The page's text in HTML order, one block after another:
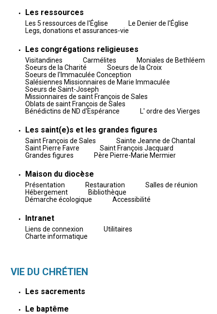
Les ressources
Les 5 ressources de l'Église
Le Denier de l'Église
Legs, donations et assurances-vie
Les congrégations religieuses
Visitandines Carmélites
Moniales de Bethléem
Soeurs de la Charité
Soeurs de la Croix
Soeurs de l'Immaculée Conception
Salésiennes Missionnaires de Marie Immaculée
Soeurs de Saint-Joseph
Missionnaires de saint François de Sales
Oblats de saint François de Sales
Bénédictins de ND d'Espérance
L' ordre des Vierges
Les saint(e)s et les grandes figures
Saint François de Sales
Sainte Jeanne de Chantal
Saint Pierre Favre
Saint François Jacquard
Grandes figures
Père Pierre-Marie Mermier
Maison du diocèse
Présentation Restauration
Salles de réunion
Hébergement
Bibliothèque
Démarche écologique
Accessibilité
Intranet
Liens de connexion
Utilitaires
Charte informatique
VIE DU CHRÉTIEN
Les sacrements
Le baptême